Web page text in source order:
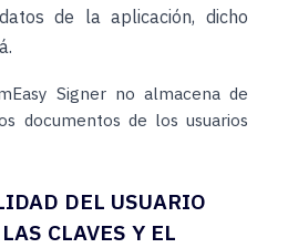
de la aplicación, dicho
Signer no almacena de
documentos de los usuarios
DEL USUARIO
CLAVES Y EL